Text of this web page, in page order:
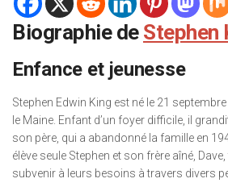
Biographie de Stephen
Enfance et jeunesse
Stephen Edwin King est né le 21
le Maine. Enfant d’un foyer difficile, il
son père, qui a abandonné la famille en
élève seule Stephen et son frère aîné,
subvenir à leurs besoins à travers divers